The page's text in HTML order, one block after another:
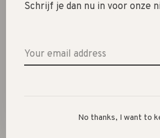
About us
Terms & conditions
Shipping, exchanges & returns
Schrijf je dan nu in voor onze
No thanks, I want to